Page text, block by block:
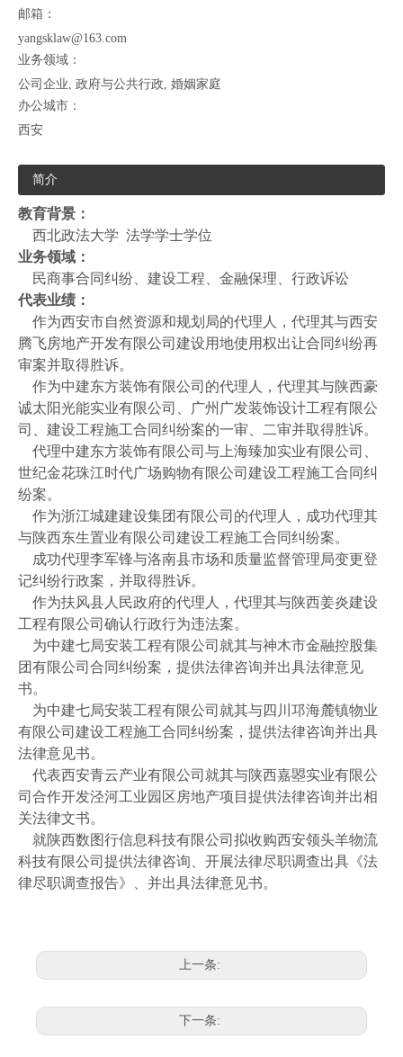
邮箱：
yangsklaw@163.com
业务领域：
公司企业, 政府与公共行政, 婚姻家庭
办公城市：
西安
简介
教育背景：
西北政法大学 法学学士学位
业务领域：
民商事合同纠纷、建设工程、金融保理、行政诉讼
代表业绩：
作为西安市自然资源和规划局的代理人，代理其与西安
腾飞房地产开发有限公司建设用地使用权出让合同纠纷再
审案并取得胜诉。
作为中建东方装饰有限公司的代理人，代理其与陕西豪
诚太阳光能实业有限公司、广州广发装饰设计工程有限公
司、建设工程施工合同纠纷案的一审、二审并取得胜诉。
代理中建东方装饰有限公司与上海臻加实业有限公司、
世纪金花珠江时代广场购物有限公司建设工程施工合同纠
纷案。
作为浙江城建建设集团有限公司的代理人，成功代理其
与陕西东生置业有限公司建设工程施工合同纠纷案。
成功代理李军锋与洛南县市场和质量监督管理局变更登
记纠纷行政案，并取得胜诉。
作为扶风县人民政府的代理人，代理其与陕西姜炎建设
工程有限公司确认行政行为违法案。
为中建七局安装工程有限公司就其与神木市金融控股集
团有限公司合同纠纷案，提供法律咨询并出具法律意见
书。
为中建七局安装工程有限公司就其与四川邛海麓镇物业
有限公司建设工程施工合同纠纷案，提供法律咨询并出具
法律意见书。
代表西安青云产业有限公司就其与陕西嘉曌实业有限公
司合作开发泾河工业园区房地产项目提供法律咨询并出相
关法律文书。
就陕西数图行信息科技有限公司拟收购西安领头羊物流
科技有限公司提供法律咨询、开展法律尽职调查出具《法
律尽职调查报告》、并出具法律意见书。
上一条:
下一条: